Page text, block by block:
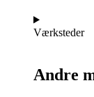
Værksteder
Andre